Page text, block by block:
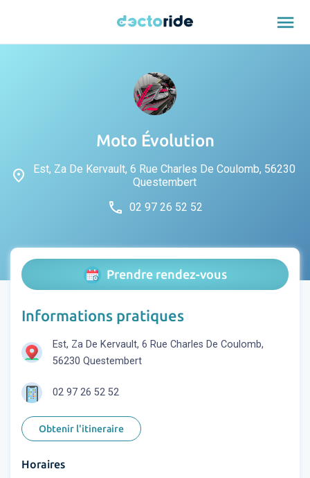
menu
Moto Évolution
place
Est, Za De Kervault, 6 Rue Charles De Coulomb, 56230
Questembert
phone 02 97 26 52 52
Prendre rendez-vous
Informations pratiques
Est, Za De Kervault, 6 Rue Charles De Coulomb,
56230 Questembert
02 97 26 52 52
Obtenir l'itineraire
Horaires